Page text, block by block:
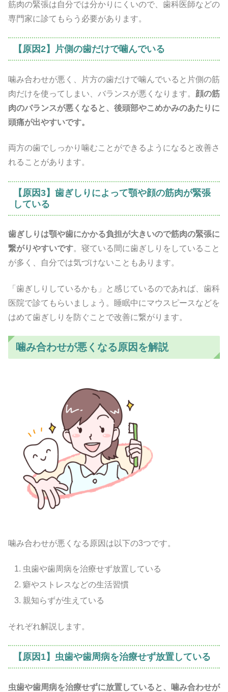
筋肉の緊張は自分では分かりにくいので、歯科医師などの
専門家に診てもらう必要があります。
【原因2】片側の歯だけで噛んでいる
噛み合わせが悪く、片方の歯だけで噛んでいると片側の筋
肉だけを使ってしまい、バランスが悪くなります。 顔の筋
肉のバランスが悪くなると、後頭部やこめかみのあたりに
頭痛が出やすいです。
両方の歯でしっかり噛むことができるようになると改善さ
れることがあります。
【原因3】歯ぎしりによって顎や顔の筋肉が緊張
している
歯ぎしりは顎や歯にかかる負担が大きいので筋肉の緊張に
繋がりやすいです。寝ている間に歯ぎしりをしていること
が多く、自分では気づけないこともあります。
「歯ぎしりしているかも」と感じているのであれば、歯科
医院で診てもらいましょう。睡眠中にマウスピースなどを
はめて歯ぎしりを防ぐことで改善に繋がります。
噛み合わせが悪くなる原因を解説
噛み合わせが悪くなる原因は以下の3つです。
虫歯や歯周病を治療せず放置している
癖やストレスなどの生活習慣
親知らずが生えている
それぞれ解説します。
【原因1】虫歯や歯周病を治療せず放置している
虫歯や歯周病を治療せずに放置していると、噛み合わせが